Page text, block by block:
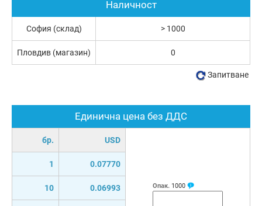
Единична цена без ДДС
бр. USD
1 0.07770
10 0.06993 Опак. 1000
Наличност
София (склад) > 1000
Пловдив (магазин) 0
Запитване